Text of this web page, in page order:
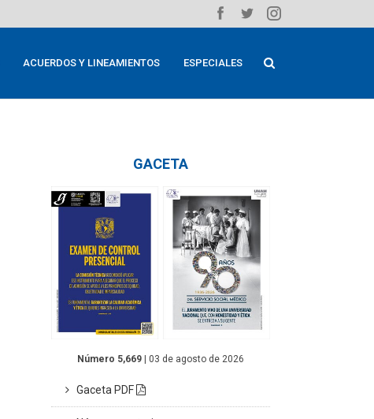
ACUERDOS Y LINEAMIENTOS ESPECIALES
GACETA
Número 5,669 | 03 de agosto de 2026
Gaceta PDF